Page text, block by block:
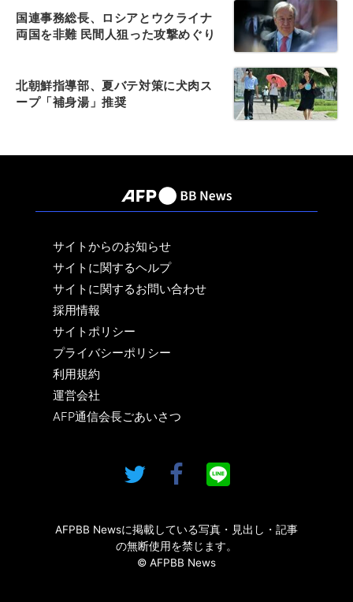
国連事務総長、ロシアとウクライナ
両国を非難 民間人狙った攻撃めぐり
北朝鮮指導部、夏バテ対策に犬肉ス
ープ「補身湯」推奨
サイトからのお知らせ
サイトに関するヘルプ
サイトに関するお問い合わせ
採用情報
サイトポリシー
プライバシーポリシー
利用規約
運営会社
AFP通信会長ごあいさつ
AFPBB Newsに掲載している写真・見出し・記事
の無断使用を禁じます。
© AFPBB News